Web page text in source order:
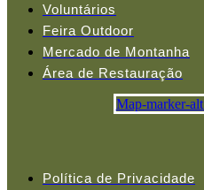
Voluntários
Feira Outdoor
Mercado de Montanha
Área de Restauração
Map-marker-alt
Política de Privacidade